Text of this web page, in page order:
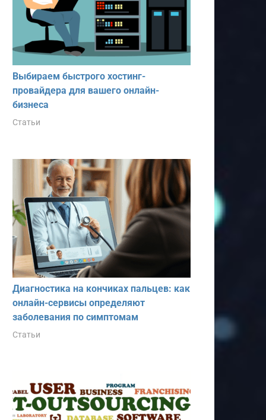
Выбираем быстрого хостинг-
провайдера для вашего онлайн-
бизнеса
Статьи
Диагностика на кончиках пальцев: как
онлайн-сервисы определяют
заболевания по симптомам
Статьи